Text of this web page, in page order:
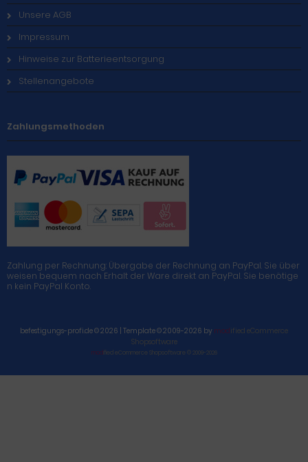
Unsere AGB
Impressum
Hinweise zur Batterieentsorgung
Stellenangebote
Zahlungsmethoden
Zahlung per Rechnung: Übergabe der Rechnung an PayPal. Sie über
weisen bequem nach Erhalt der Ware direkt an PayPal. Sie benötige
n kein PayPal Konto.
befestigungs-profi.de © 2026 | Template © 2009-2026 by modified eCommerce
Shopsoftware
modified eCommerce Shopsoftware © 2009-2026